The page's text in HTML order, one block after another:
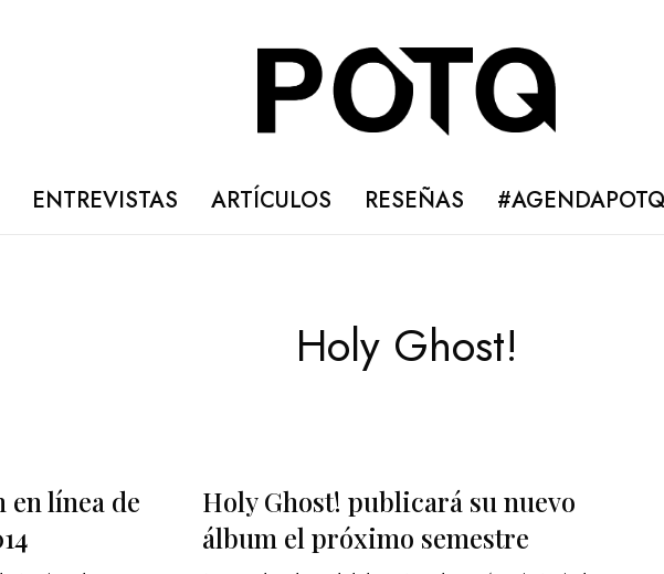
ENTREVISTAS ARTÍCULOS RESEÑAS #AGENDAPOTQ
Holy Ghost!
línea de
Holy Ghost! publicará su nuevo
álbum el próximo semestre